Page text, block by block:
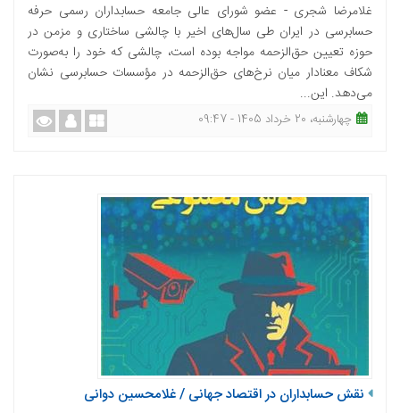
غلامرضا شجری - عضو شورای عالی جامعه حسابداران رسمی حرفه
حسابرسی در ایران طی سال‌های اخیر با چالشی ساختاری و مزمن در
حوزه تعیین حق‌الزحمه مواجه بوده است، چالشی که خود را به‌صورت
شکاف معنادار میان نرخ‌های حق‌الزحمه در مؤسسات حسابرسی نشان
می‌دهد. این...
چهارشنبه، 20 خرداد 1405 - 09:47
نقش حسابداران در اقتصاد جهانی / غلامحسین دوانی